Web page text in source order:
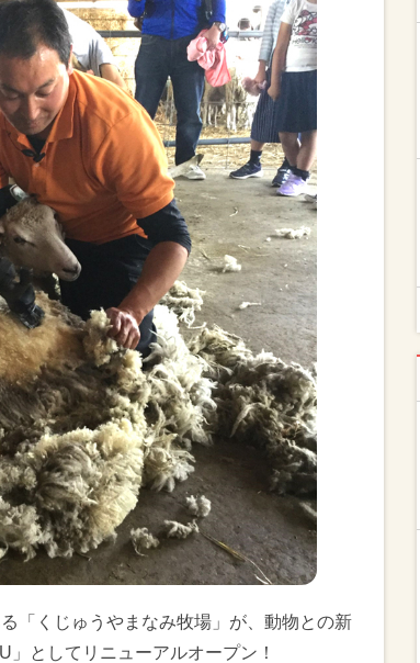
「くじゅうやまなみ牧場」が、動物との新
」としてリニューアルオープン！